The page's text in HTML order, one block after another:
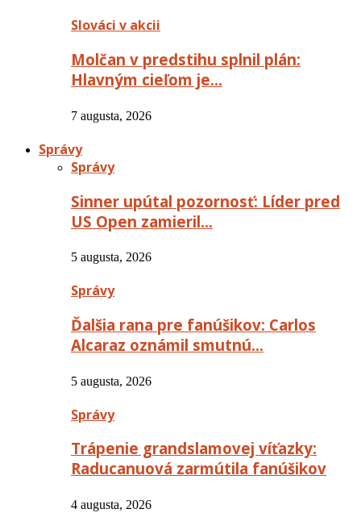
Slováci v akcii
Molčan v predstihu splnil plán:
Hlavným cieľom je…
7 augusta, 2026
Správy
Správy
Sinner upútal pozornosť: Líder pred
US Open zamieril…
5 augusta, 2026
Správy
Ďalšia rana pre fanúšikov: Carlos
Alcaraz oznámil smutnú…
5 augusta, 2026
Správy
Trápenie grandslamovej víťazky:
Raducanuová zarmútila fanúšikov
4 augusta, 2026